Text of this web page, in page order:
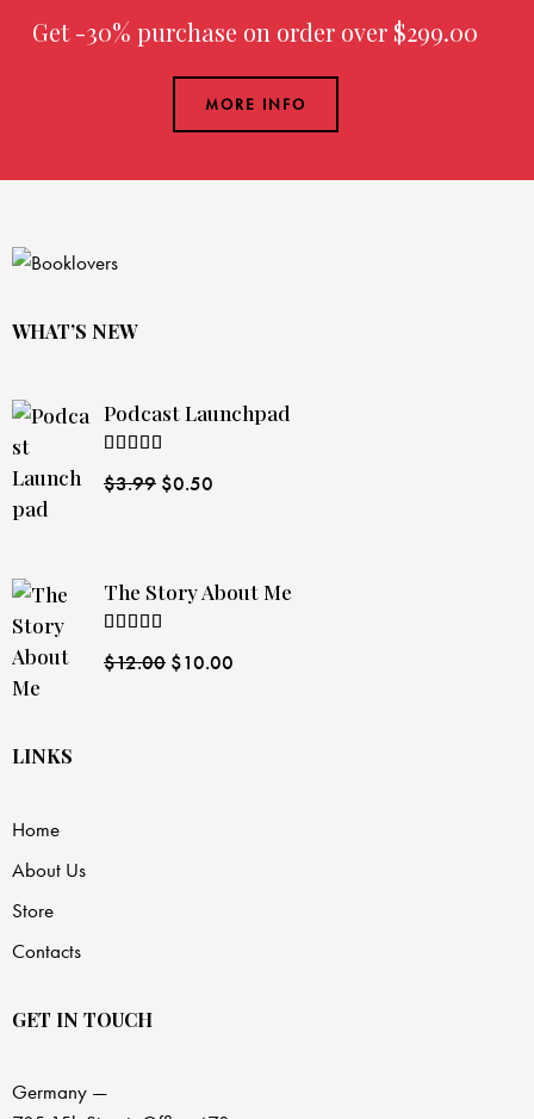
Get -30% purchase on order over $299.00
MORE INFO
WHAT’S NEW
Podcast Launchpad
4.00out
$3.99 $0.50
The Story About Me
4.00out
$12.00 $10.00
LINKS
Home
About Us
Store
Contacts
GET IN TOUCH
Germany —